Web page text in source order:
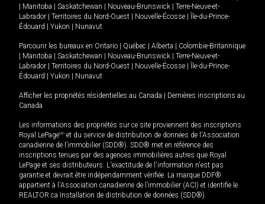
Manitoba Saskatchewan Nouveau-Brunswick
Terre-Neuve-et-
Labrador
Territoires du Nord-Ouest Nouvelle-Écosse
Île-du-Prince-
Édouard
Yukon Nunavut
Parcourir les bureaux en Ontario Québec Alberta
Colombie-Britannique
Manitoba Saskatchewan Nouveau-Brunswick
Terre-Neuve-et-
Labrador
Territoires du Nord-Ouest Nouvelle-Écosse
Île-du-Prince-
Édouard
Yukon Nunavut
Afficher les propriétés résidentielles au Canada
Dernières inscriptions au
Canada
Les informations des propriétés sur ce site proviennent des inscriptions
Royal LePageMD et du service de distribution de données de l'Association
canadienne de l’immobilier (SDD®). SDD® met en référence des
inscriptions tenues par des agences immobilières autres que Royal
LePage et ses distributeurs. L'exactitude de l'information n'est pas
garantie et devrait être indépendamment vérifiée. La marque DDF®
appartient à l'Association canadienne de l’immobilier (ACI) et identifie le
REALTOR.ca Installation de distribution de données (SDD®).